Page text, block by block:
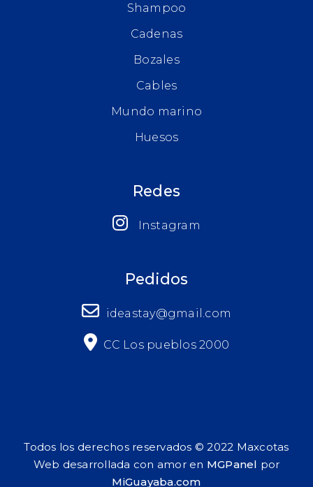
Shampoo
Cadenas
Bozales
Cables
Mundo marino
Huesos
Redes
Instagram
Pedidos
ideastay@gmail.com
CC Los pueblos 2000
Todos los derechos reservados © 2022 Maxcotas
Web desarrollada con amor en MGPanel por
MiGuayaba.com